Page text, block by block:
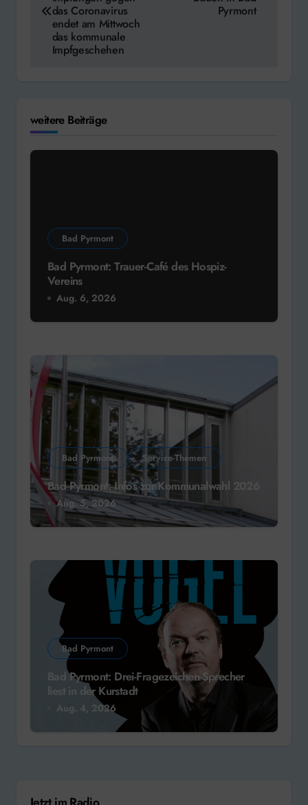
das Coronavirus
endet am Mittwoch
das kommunale
Impfgeschehen
Pyrmont
weitere Beiträge
Bad Pyrmont
Bad Pyrmont: Trauer-Café des Hospiz-
Vereins
Aug. 6, 2026
Bad Pyrmont Service-Themen
Bad Pyrmont: Infos zur Kommunalwahl 2026
Aug. 5, 2026
Bad Pyrmont
Bad Pyrmont: Drei-Fragezeichen-Sprecher
liest in der Kurstadt
Aug. 4, 2026